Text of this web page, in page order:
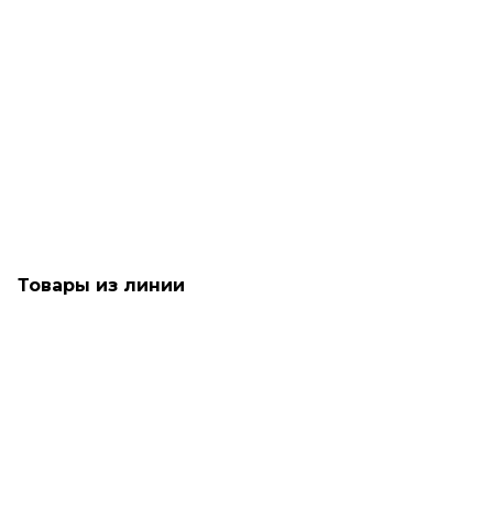
Товары из линии